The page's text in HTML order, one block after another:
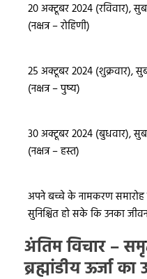
20 अक्टूबर 2024 (रविवार),
(नक्षत्र – रोहिणी)
25 अक्टूबर 2024 (शुक्रवार),
(नक्षत्र – पुष्य)
30 अक्टूबर 2024 (बुधवार),
(नक्षत्र – हस्त)
अपने बच्चे के नामकरण
सुनिश्चित हो सके कि उनका
अंतिम विचार –
ब्रह्मांडीय ऊर्जा